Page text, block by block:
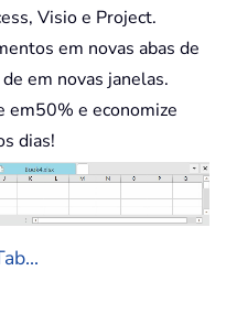
Visio e Project.
em novas abas de
em novas janelas.
em50% e economize
dias!